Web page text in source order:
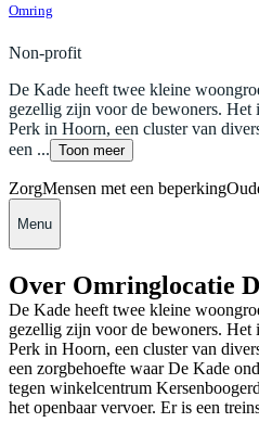
Omring
Non-profit
De Kade heeft twee kleine
gezellig zijn voor de bewoners. Het
Perk in Hoorn, een cluster van
een ... Toon meer
ZorgMensen met een beperking
Menu
Over Omringlocatie
De Kade heeft twee kleine
gezellig zijn voor de bewoners. Het
Perk in Hoorn, een cluster van
een zorgbehoefte waar De Kade
tegen winkelcentrum
het openbaar vervoer. Er is een